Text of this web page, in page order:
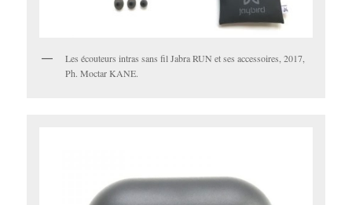
Les écouteurs intras sans fil Jabra RUN et ses accessoires, 2017,
Ph. Moctar KANE.